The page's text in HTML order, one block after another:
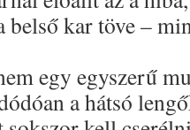
kar töve –
egy egyszerű
a hátsó